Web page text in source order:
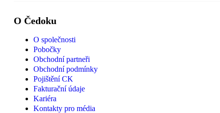
O Čedoku
O společnosti
Pobočky
Obchodní partneři
Obchodní podmínky
Pojištění CK
Fakturační údaje
Kariéra
Kontakty pro média